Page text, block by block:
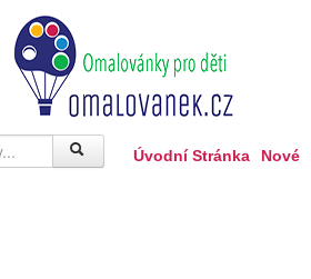
Úvodní Stránka Nové